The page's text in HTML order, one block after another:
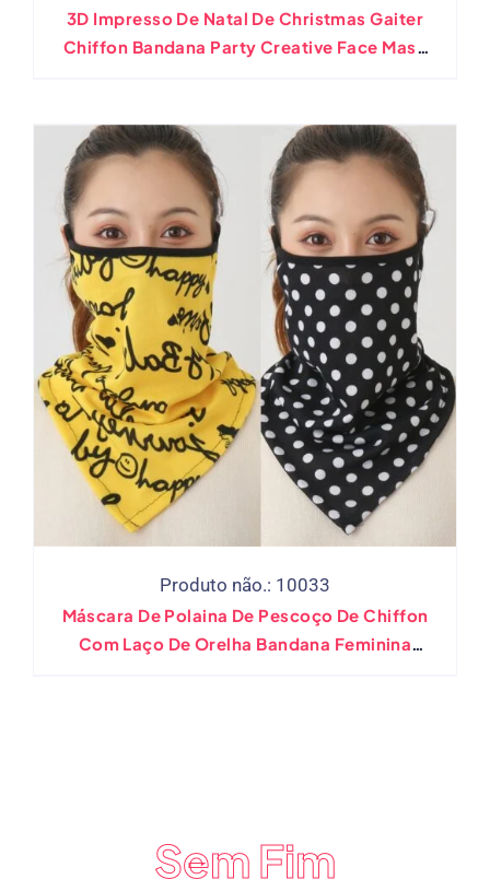
3D Impresso De Natal De Christmas Gaiter
Chiffon Bandana Party Creative Face Mask
Produto não.: 10033
Máscara De Polaina De Pescoço De Chiffon
Com Laço De Orelha Bandana Feminina
Sem Fim